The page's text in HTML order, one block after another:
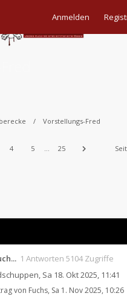
Anmelden
Vorstellungs-Fred
4 5 … 25
1 Antworten 5104 Zugriffe
, Sa 18. Okt 2025, 11:41
von Fuchs, Sa 1. Nov 2025, 10:26